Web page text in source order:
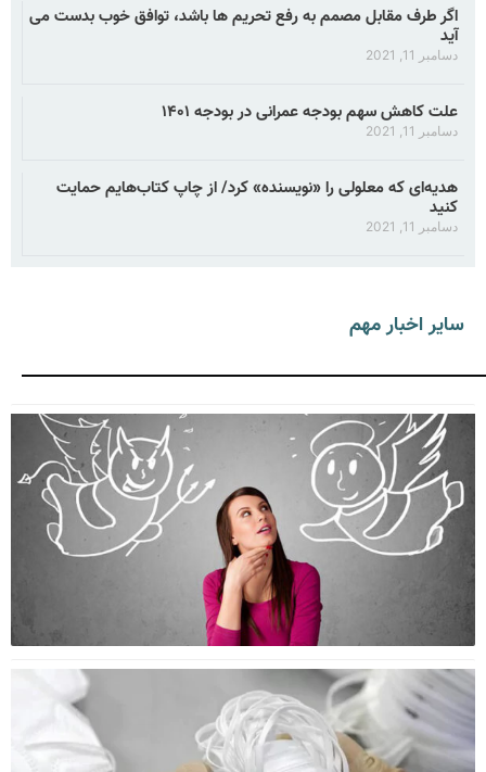
اگر طرف مقابل مصمم به رفع تحریم ها باشد، توافق خوب بدست می
آید
دسامبر 11, 2021
علت کاهش سهم بودجه عمرانی در بودجه ۱۴۰۱
دسامبر 11, 2021
هدیه‌ای که معلولی را «نویسنده» کرد/ از چاپ کتاب‌هایم حمایت
کنید
دسامبر 11, 2021
سایر اخبار مهم